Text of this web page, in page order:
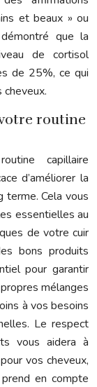
et beaux » ou
que la
de cortisol
de 25%, ce qui
routine
capillaire
d’améliorer la
terme. Cela vous
essentielles au
de votre cuir
bons produits
pour garantir
mélanges
à vos besoins
Le respect
vous aidera à
vos cheveux,
en compte